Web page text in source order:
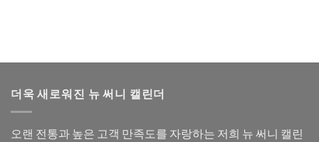
더욱 새로워진 뉴 써니 캘린더
오랜 전통과 높은 고객 만족도를 자랑하는 저희 뉴 써니 캘린